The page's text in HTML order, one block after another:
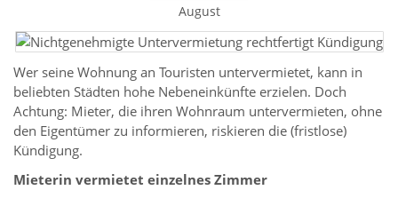
August
Wer seine Wohnung an Touristen untervermietet, kann in
beliebten Städten hohe Nebeneinkünfte erzielen. Doch
Achtung: Mieter, die ihren Wohnraum untervermieten, ohne
den Eigentümer zu informieren, riskieren die (fristlose)
Kündigung.
Mieterin vermietet einzelnes Zimmer